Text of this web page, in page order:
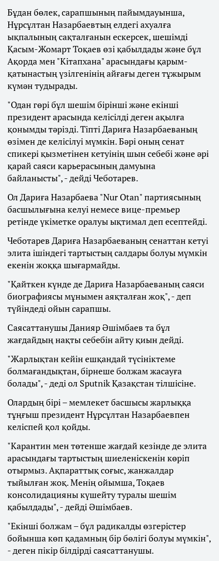
Бұдан бөлек, сарапшының пайымдауынша,
Нұрсұлтан Назарбаевтың елдегі ахуалға
ықпалының сақталғанын ескерсек, шешімді
Қасым-Жомарт Тоқаев өзі қабылдады және бұл
Ақорда мен "Кітапхана" арасындағы қарым-
қатынастың үзілгенінің айғағы деген тұжырым
күмән тудырады.
"Одан гөрі бұл шешім бірінші және екінші
президент арасында келісілді деген ақылға
қонымды тәрізді. Тіпті Дариға Назарбаеваның
өзімен де келісілуі мүмкін. Бәрі оның сенат
спикері қызметінен кетуінің шын себебі және әрі
қарай саяси карьерасының дамуына
байланысты", - дейді Чеботарев.
Ол Дариға Назарбаева "Nur Otan" партиясының
басшылығына келуі немесе вице-премьер
ретінде үкіметке оралуы ықтимал деп есептейді.
Чеботарев Дариға Назарбаеваның сенаттан кетуі
элита ішіндегі тартыстың салдары болуы мүмкін
екенін жоққа шығармайды.
"Қайткен күнде де Дариға Назарбаеваның саяси
биографиясы мұнымен аяқталған жоқ", - деп
түйіндеді ойын сарапшы.
Саясаттанушы Данияр Әшімбаев та бұл
жағдайдың нақты себебін айту қиын дейді.
"Жарлықтан кейін ешқандай түсініктеме
болмағандықтан, бірнеше болжам жасауға
болады", - деді ол Sputnik Қазақстан тілшісіне.
Олардың бірі – мемлекет басшысы жарлыққа
тұңғыш президент Нұрсұлтан Назарбаевпен
келіспей қол қойды.
"Карантин мен төтенше жағдай кезінде де элита
арасындағы тартыстың шиеленіскенін көріп
отырмыз. Ақпараттық соғыс, жанжалдар
тыйылған жоқ. Менің ойымша, Тоқаев
консолидацияны күшейту туралы шешім
қабылдады", - дейді Әшімбаев.
"Екінші болжам – бұл радикалды өзгерістер
бойынша көп қадамның бір бөлігі болуы мүмкін",
- деген пікір білдірді саясаттанушы.